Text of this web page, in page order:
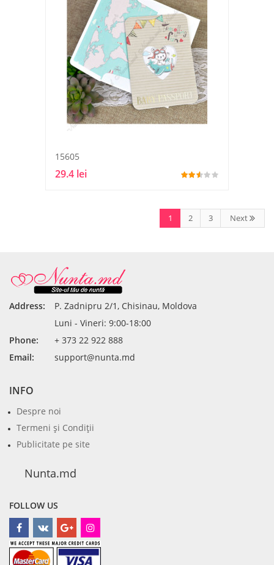
15605
29.4 lei
1 2 3 Next
Address:
P. Zadnipru 2/1, Chisinau, Moldova
Luni - Vineri: 9:00-18:00
Phone:
+ 373 22 922 888
Email:
support@nunta.md
INFO
Despre noi
Termeni şi Condiţii
Publicitate pe site
Nunta.md
FOLLOW US